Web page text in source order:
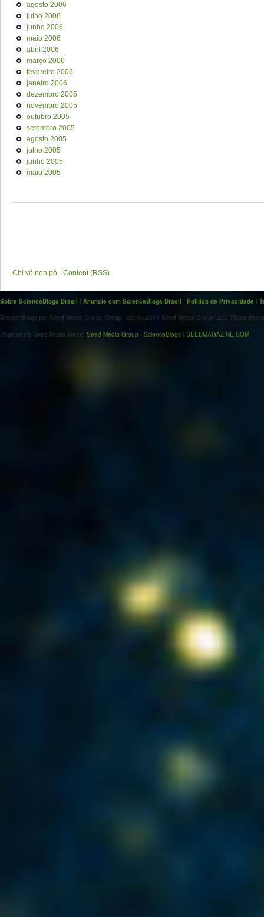
agosto 2006
julho 2006
junho 2006
maio 2006
abril 2006
março 2006
fevereiro 2006
janeiro 2006
dezembro 2005
novembro 2005
outubro 2005
setembro 2005
agosto 2005
julho 2005
junho 2005
maio 2005
Chi vó non pó - Content (RSS)
Sobre ScienceBlogs Brasil | Anuncie com ScienceBlogs Brasil | Política de Privacidade |
ScienceBlogs por Seed Media Group. Group. ©2006-2011 Seed Media Group LLC. Todos
Páginas da Seed Media Group Seed Media Group | ScienceBlogs | SEEDMAGAZINE.COM